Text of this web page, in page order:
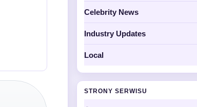
Celebrity News
Industry Updates
Local
STRONY SERWISU